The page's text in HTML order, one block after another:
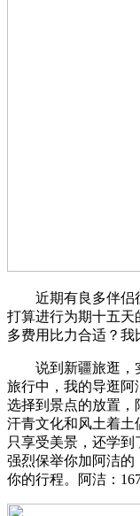
近期有良多伴侣征
打算进行为期十五天
多费用比力合适？我
说到新疆旅逛，实
旅行中，我的导逛阿
选择到景点的放置，
汗青文化和风土着土
只享受美景，还学到
强烈保举你加阿洁的
你的行程。阿洁：167